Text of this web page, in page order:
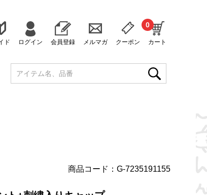
ド ログイン 会員登録 メルマガ クーポン カート
0
商品コード：G-7235191155